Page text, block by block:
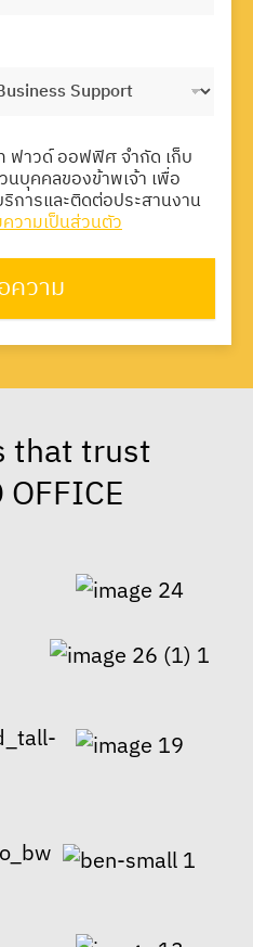
ฟาวด์ ออฟฟิศ จำกัด เก็บ
นบุคคลของข้าพเจ้า เพื่อ
การและติดต่อประสานงาน
วามเป็นส่วนตัว
ความ
that trust
OFFICE